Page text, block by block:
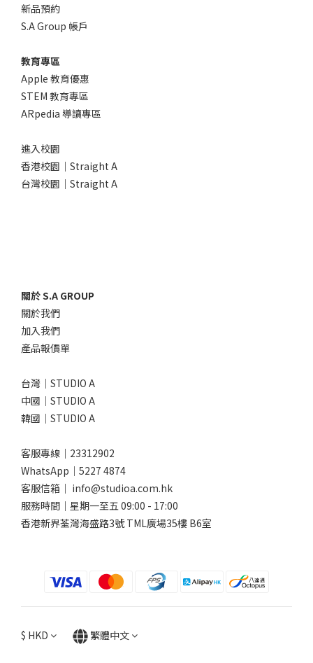
新品預約
S.A Group 帳戶
教育專區
Apple 教育優惠
STEM 教育專區
ARpedia 導讀專區
進入校園
香港校園｜Straight A
台灣校園｜Straight A
關於 S.A GROUP
關於我們
加入我們
產品報價單
台灣｜STUDIO A
中國｜STUDIO A
韓國｜STUDIO A
客服專線｜23312902
WhatsApp｜ 5227 4874
客服信箱｜ info@studioa.com.hk
服務時間｜星期一至五 09:00 - 17:00
香港新界荃灣海盛路3號 TML廣場35樓 B6室
$ HKD 繁體中文